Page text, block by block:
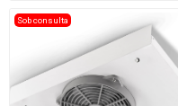
Sob consulta